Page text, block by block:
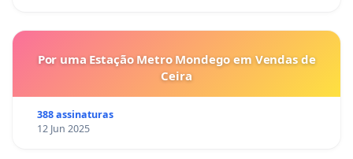
Por uma Estação Metro Mondego em Vendas de
Ceira
388 assinaturas
12 Jun 2025